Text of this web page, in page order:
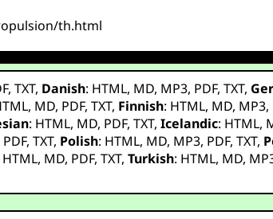
th.html
,TXT, Danish: HTML, MD, MP3, PDF,TXT,
, MD, PDF,TXT, Finnish: HTML, MD, MP3,
: HTML, MD, PDF,TXT,Icelandic: HTML,
PDF,TXT, Polish: HTML, MD, MP3, PDF,TXT,
HTML, MD, PDF,TXT,Turkish: HTML, MD,